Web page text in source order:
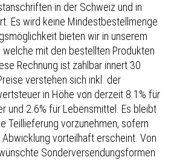
in der Schweiz und in
Es wird keine Mindestbestellmenge
bieten wir in unserem
welche mit den bestellten Produkten
Rechnung ist zahlbar innert 30
verstehen sich inkl. der
in Höhe von derzeit 8.1% für
und 2.6% für Lebensmittel. Es bleibt
Teillieferung vorzunehmen, sofern
vorteilhaft erscheint. Von
Sonderversendungsformen